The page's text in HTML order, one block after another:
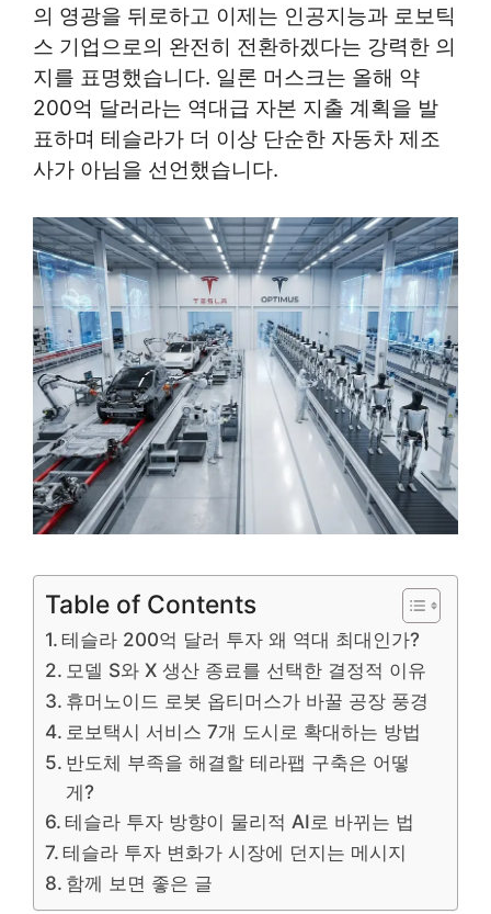
의 영광을 뒤로하고 이제는 인공지능과 로보틱
스 기업으로의 완전히 전환하겠다는 강력한 의
지를 표명했습니다. 일론 머스크는 올해 약
200억 달러라는 역대급 자본 지출 계획을 발
표하며 테슬라가 더 이상 단순한 자동차 제조
사가 아님을 선언했습니다.
Table of Contents
테슬라 200억 달러 투자 왜 역대 최대인가?
모델 S와 X 생산 종료를 선택한 결정적 이유
휴머노이드 로봇 옵티머스가 바꿀 공장 풍경
로보택시 서비스 7개 도시로 확대하는 방법
반도체 부족을 해결할 테라팹 구축은 어떻
게?
테슬라 투자 방향이 물리적 AI로 바뀌는 법
테슬라 투자 변화가 시장에 던지는 메시지
함께 보면 좋은 글